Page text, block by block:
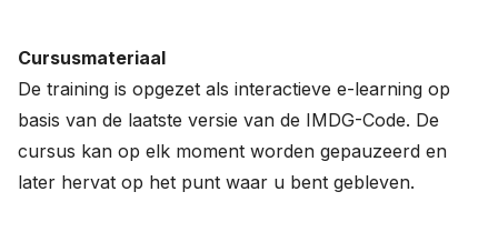
Cursusmateriaal
De training is opgezet als interactieve e-learning op
basis van de laatste versie van de IMDG-Code. De
cursus kan op elk moment worden gepauzeerd en
later hervat op het punt waar u bent gebleven.